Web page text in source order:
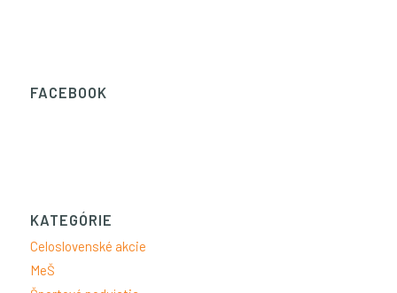
FACEBOOK
KATEGÓRIE
Celoslovenské akcie
MeŠ